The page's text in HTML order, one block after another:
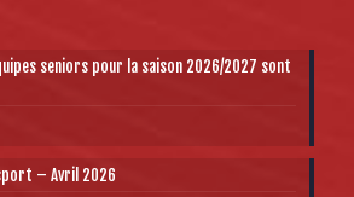
seniors pour la saison 2026/2027 sont
– Avril 2026